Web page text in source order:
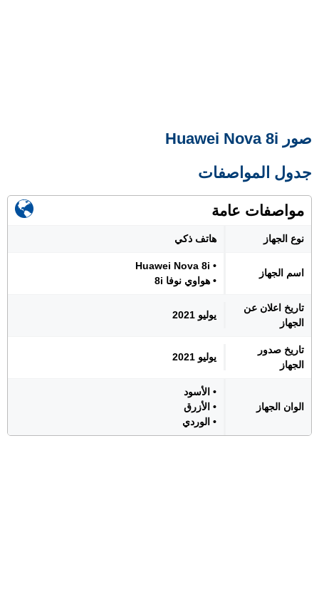
صور Huawei Nova 8i
جدول المواصفات
مواصفات عامة
نوع الجهاز هاتف ذكي
اسم الجهاز
• Huawei Nova 8i
• هواوي نوفا 8i
تاريخ اعلان عن
الجهاز
يوليو 2021
تاريخ صدور
الجهاز
يوليو 2021
الوان الجهاز
• الأسود
• الأزرق
• الوردي